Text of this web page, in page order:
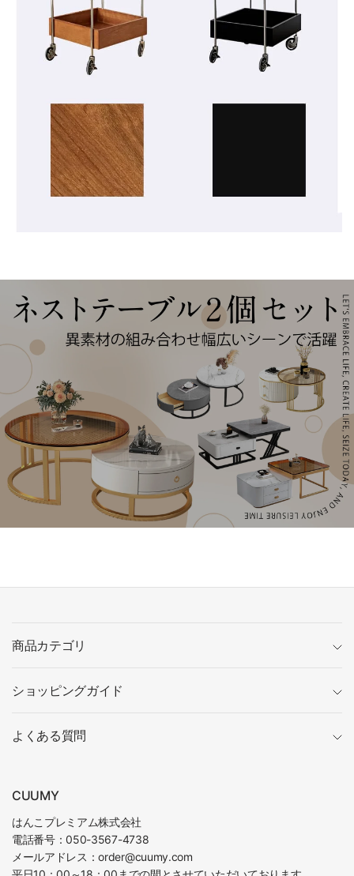
商品カテゴリ
ショッピングガイド
よくある質問
CUUMY
はんこプレミアム株式会社
電話番号：050-3567-4738
メールアドレス：order@cuumy.com